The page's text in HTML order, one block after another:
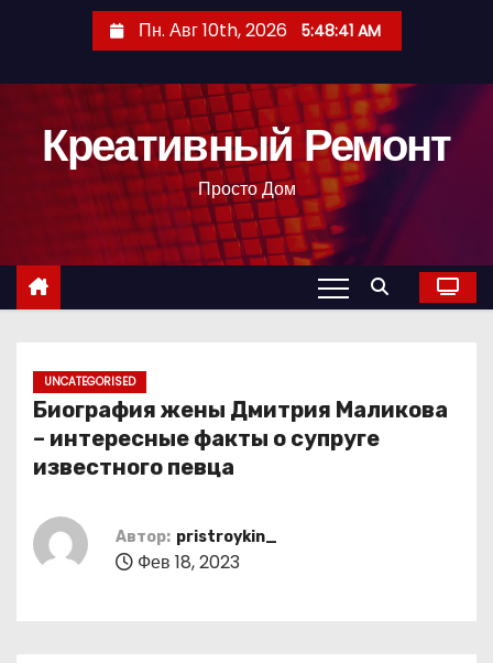
с
Пн. Авг 10th, 2026 5:48:42 AM
Креативный Ремонт
Просто Дом
UNCATEGORISED
Биография жены Дмитрия Маликова
– интересные факты о супруге
известного певца
Автор: pristroykin_
Фев 18, 2023